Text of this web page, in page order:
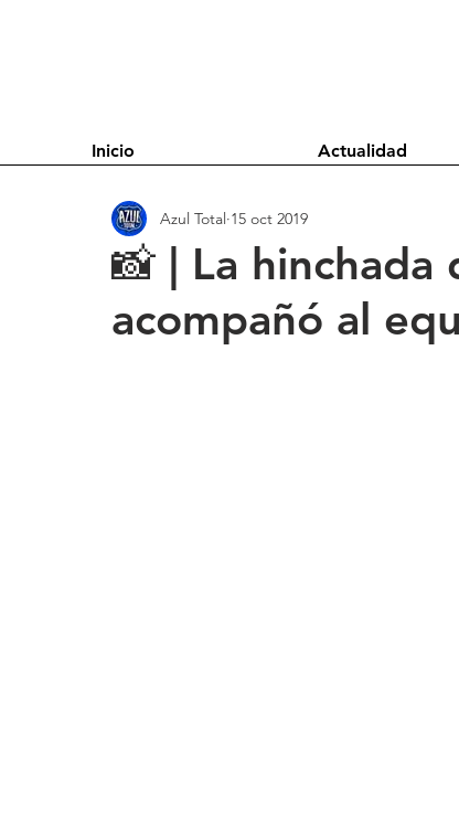
Inicio Actualidad
📸 | La
acompañó al
Azul Total 15 oct 2019